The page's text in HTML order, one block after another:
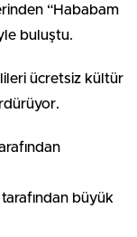
“Hababam
buluştu.
ücretsiz kültür
büyük